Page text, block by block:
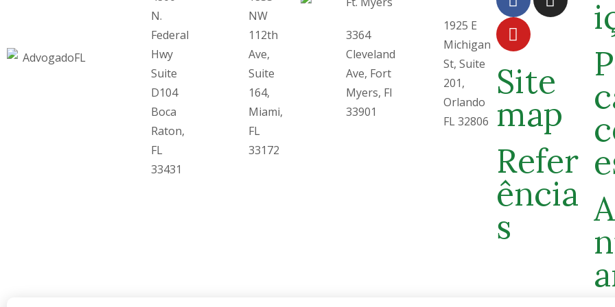
N.
Federal
Hwy
Suite
D104
Boca
Raton,
FL
33431
NW
112th
Ave,
Suite
164,
Miami,
FL
33172
3364
Cleveland
Ave, Fort
Myers, Fl
33901
1925 E
Michigan
St, Suite
201,
Orlando
FL 32806
Site
map
Refer
ência
s